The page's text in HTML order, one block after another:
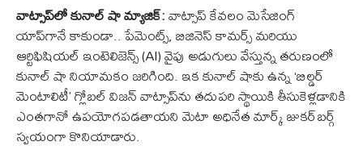
వాట్సాప్‌లో కునాల్ షా మ్యాజిక్:వాట్సాప్ కేవలం మెసేజింగ్
యాప్‌గానే కాకుండా.. పేమెంట్స్, బిజినెస్ కామర్స్ మరియు
ఆర్టిఫిషియల్ ఇంటెలిజెన్స్ (AI) వైపు అడుగులు వేస్తున్న తరుణంలో
కునాల్ షా నియామకం జరిగింది. ఇక కునాల్ షాకు ఉన్న ‘బిల్డర్
మెంటాలిటీ’ గ్లోబల్ విజన్ వాట్సాప్‌ను తదుపరి స్థాయికి తీసుకెళ్లడానికి
ఎంతగానో ఉపయోగపడతాయని మెటా అధినేత మార్క్ జుకర్‌బర్గ్
స్వయంగా కొనియాడారు.